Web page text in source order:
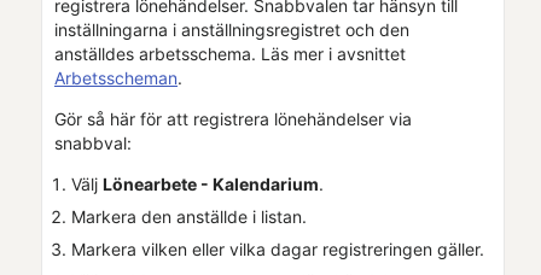
registrera lönehändelser. Snabbvalen tar hänsyn till
inställningarna i anställningsregistret och den
anställdes arbetsschema. Läs mer i avsnittet
Arbetsscheman.
Gör så här för att registrera lönehändelser via
snabbval:
Välj Lönearbete - Kalendarium.
Markera den anställde i listan.
Markera vilken eller vilka dagar registreringen gäller.